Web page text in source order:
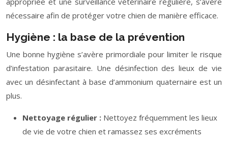
nécessaire afin de protéger votre chien de manière efficace.
Hygiène : la base de la prévention
Une bonne hygiène s’avère primordiale pour limiter le risque
d’infestation parasitaire. Une désinfection des lieux de vie
avec un désinfectant à base d’ammonium quaternaire est un
plus.
Nettoyage régulier : Nettoyez fréquemment les lieux
de vie de votre chien et ramassez ses excréments